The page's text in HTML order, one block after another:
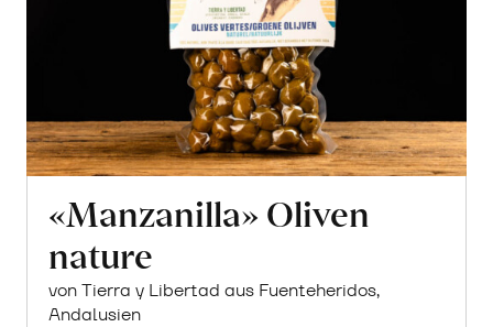
«Manzanilla» Oliven
nature
von Tierra y Libertad aus Fuenteheridos,
Andalusien